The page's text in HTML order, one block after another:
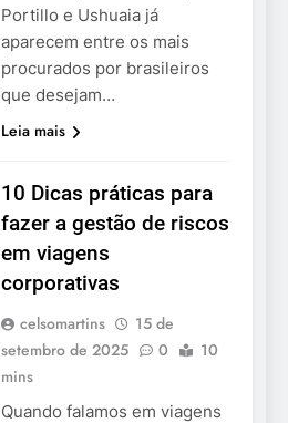
Portillo e Ushuaia já
aparecem entre os mais
procurados por brasileiros
que desejam…
Leia mais
10 Dicas práticas para
fazer a gestão de riscos
em viagens
corporativas
celsomartins
15 de
setembro de 2025
0
10
mins
Quando falamos em viagens